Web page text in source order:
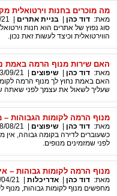
מה מוכרים בחנות וירטואלית
מאת: דוד כהן בניית אתרים
סוג נפוץ של אתרים הוא חנות
הווירטואלית וכיצד לעשות זאת נכון.
האם שירות מנוף הרמה באמת
מאת: דוד כהן שיפוצים 09/21
האם באמת נחוץ לך מנוף הרמה
שעליך לשאול את עצמך לפני שאתה
מנוף הרמה לקומות הגבוהות –
מאת: דוד כהן שיפוצים 08/21
כשעוברים לדירה בקומה גבוהה, אין
לפני שמזמינים מנופים.
מנוף הרמה לקומות גבוהות –
מאת: דוד כהן אדריכלות 21
מחפשים מנוף לקומות גבוהות, מנוף לקומה 20 או יותר? המאמר הזה יסכם לכם כל מה